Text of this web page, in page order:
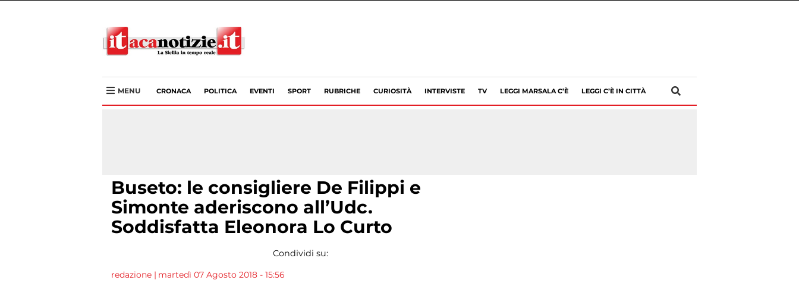
MENU CRONACA POLITICA EVENTI SPORT RUBRICHE CURIOSITÀ INTERVISTE TV LEGGI MARSALA C’È LEGGI C’È IN CITTÀ
Buseto: le consigliere De Filippi e
Simonte aderiscono all’Udc.
Soddisfatta Eleonora Lo Curto
Condividi su:
redazione | martedì 07 Agosto 2018 - 15:56